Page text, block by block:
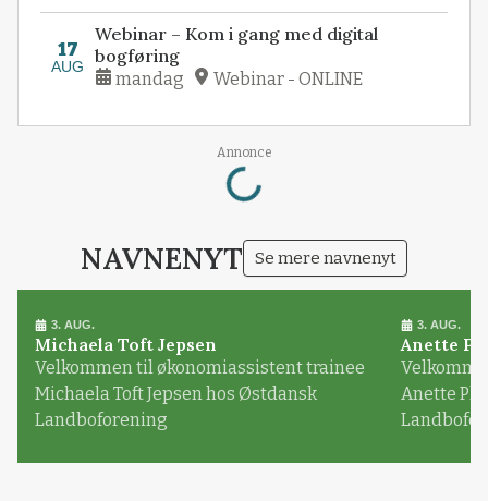
17
AUG
Webinar – Kom i gang med digital
bogføring
mandag Webinar - ONLINE
Annonce
Loading...
NAVNENYT Se mere navnenyt
3. AUG.
Michaela Toft Jepsen
Velkommen til økonomiassistent trainee
Michaela Toft Jepsen hos Østdansk
Landboforening
3. AUG.
Anette
Anette